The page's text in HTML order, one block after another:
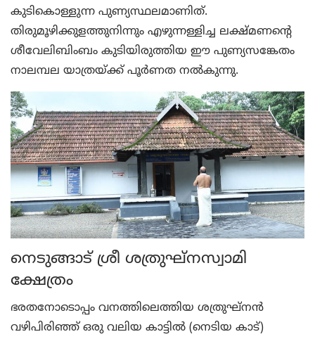
കുടികൊള്ളുന്ന പുണ്യസ്ഥലമാണിത്.
തിരുമൂഴിക്കുളത്തുനിന്നും എഴുന്നള്ളിച്ച ലക്ഷ്മണന്റെ
ശീവേലിബിംബം കുടിയിരുത്തിയ ഈ പുണ്യസങ്കേതം
നാലമ്പല യാത്രയ്ക്ക് പൂര്‍ണത നല്‍കുന്നു.
നെടുങ്ങാട് ശ്രീ ശത്രുഘ്‌നസ്വാമി
ക്ഷേത്രം
ഭരതനോടൊപ്പം വനത്തിലെത്തിയ ശത്രുഘ്‌നന്‍
വഴിപിരിഞ്ഞ് ഒരു വലിയ കാട്ടില്‍ (നെടിയ കാട്)